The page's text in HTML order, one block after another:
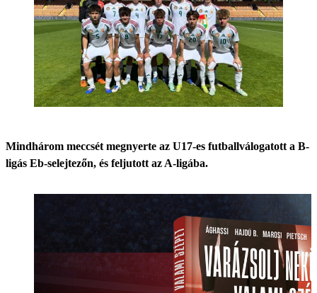
Mindhárom meccsét megnyerte az U17-es futballválogatott a B-
ligás Eb-selejtezőn, és feljutott az A-ligába.